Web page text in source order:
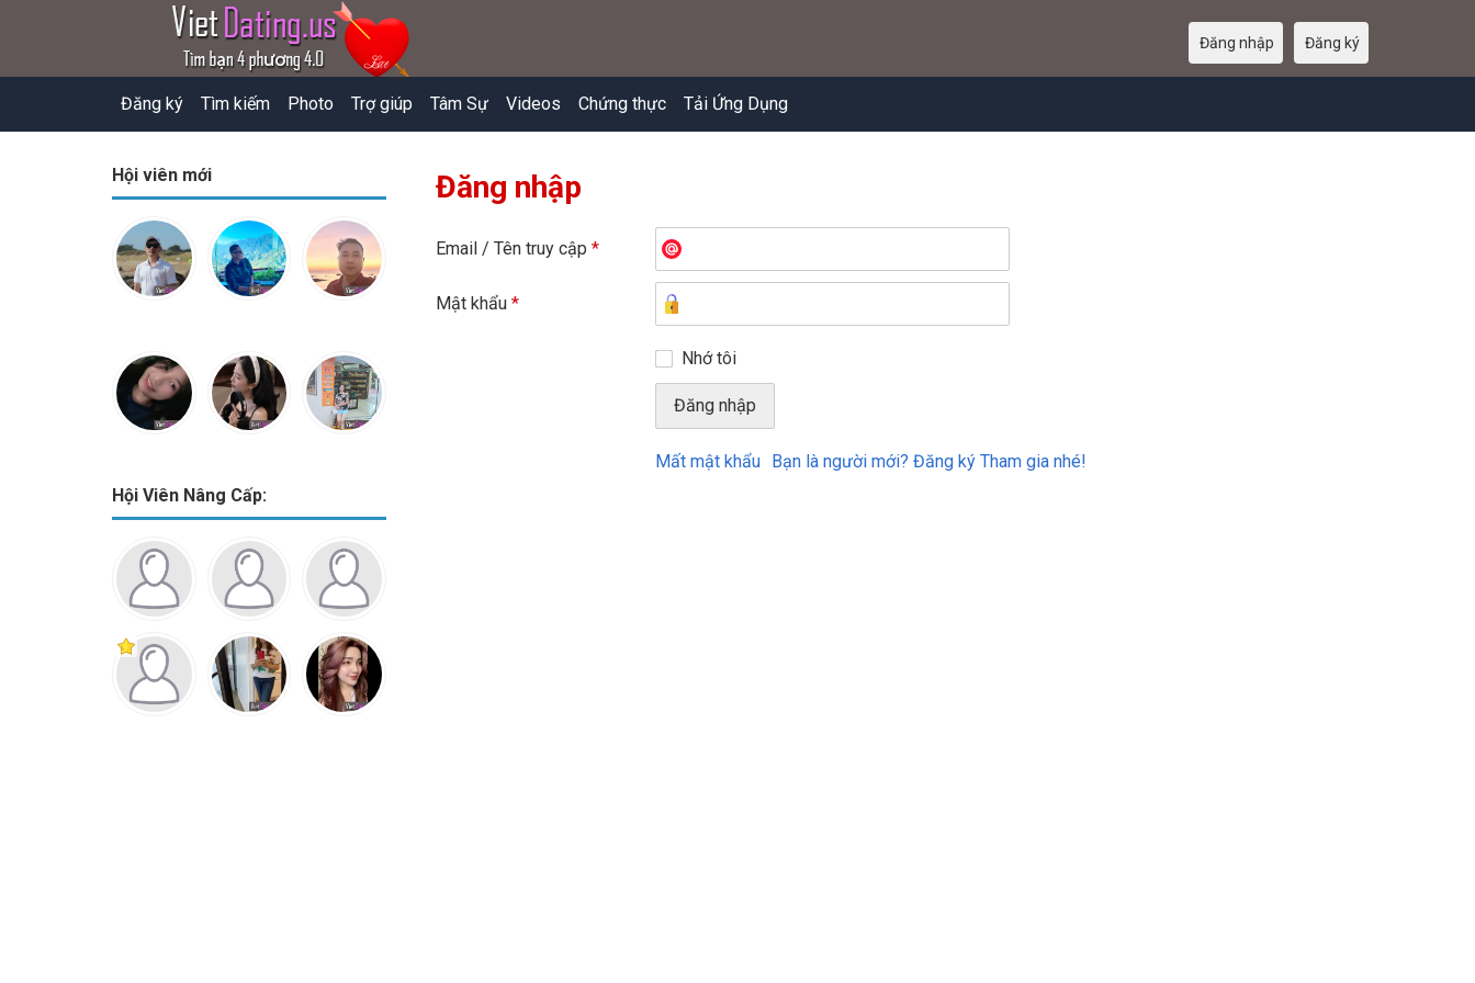
Đăng ký Tìm kiếm Photo Trợ giúp Tâm Sự Videos Chứng thực Tải Ứng Dụng
Đăng nhập Đăng ký
Hội viên mới
Hội Viên Nâng Cấp:
Đăng nhập
Email / Tên truy cập *
Mật khẩu *
Nhớ tôi
Mất mật khẩu Bạn là người mới? Đăng ký Tham gia nhé!